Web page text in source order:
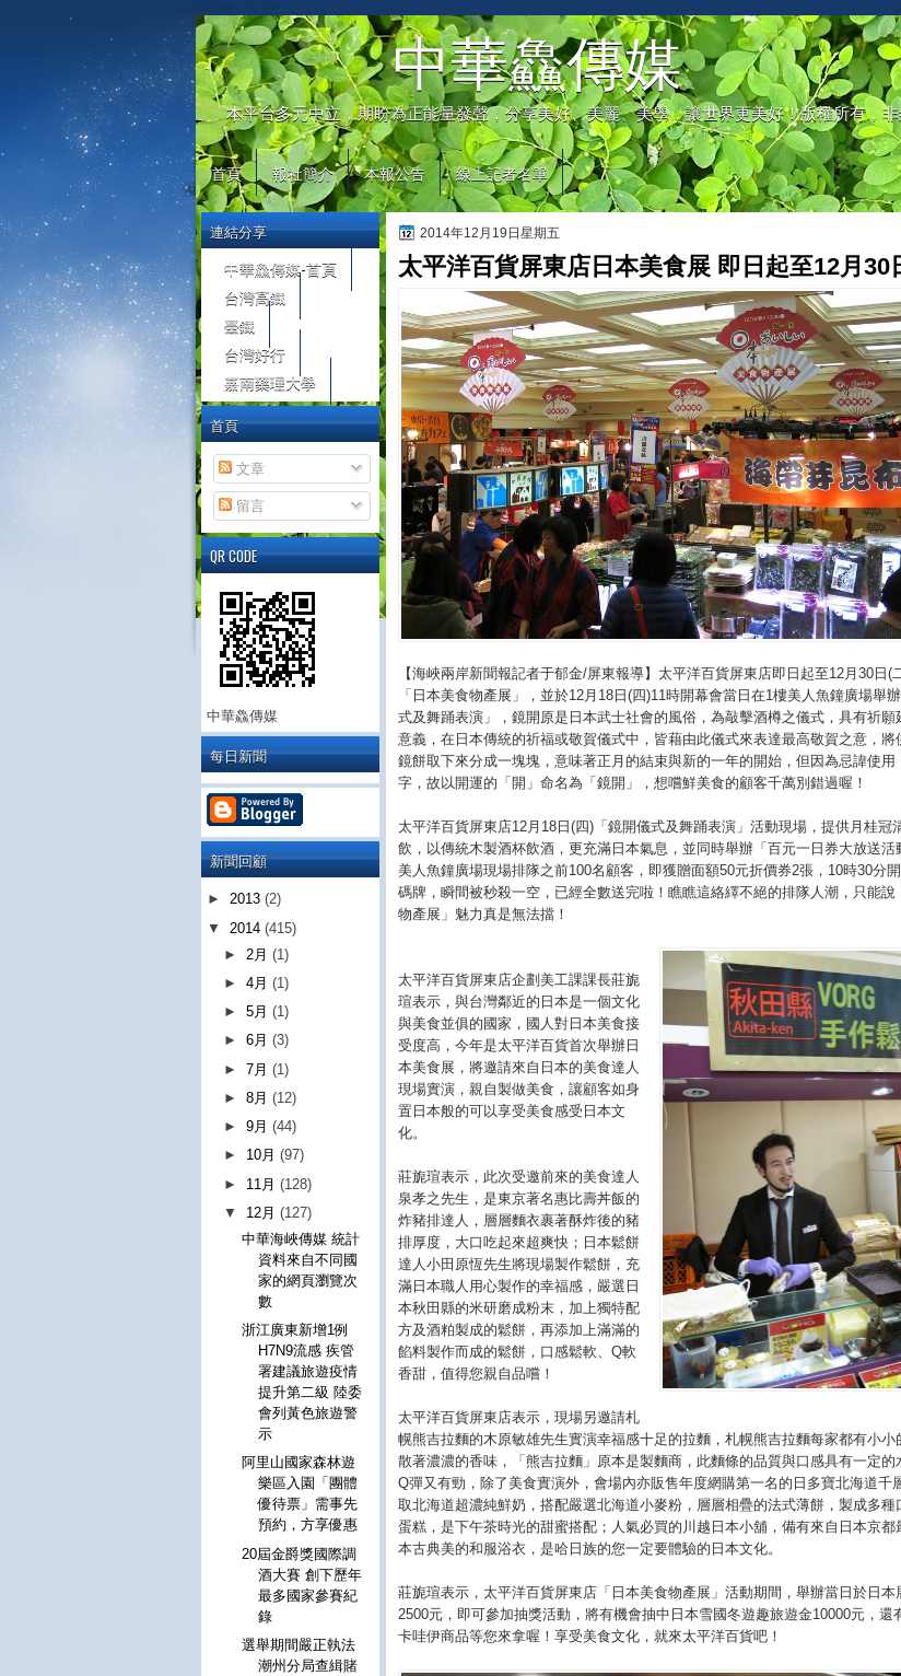
中華鱻傳媒
本平台多元中立，期盼為正能量發聲，分享美好、美麗、美學，讓世界更美好！版權所有，
首頁 報社簡介 本報公告 線上記者名單
2014年12月19日星期五
太平洋百貨屏東店日本美食展 即日起至12月30
【海峽兩岸新聞報記者于郁金/屏東報導】太平洋百貨屏東店即日起至12月30日(
「日本美食物產展」，並於12月18日(四)11時開幕會當日在1樓美人魚鐘廣場舉
式及舞踊表演」，鏡開原是日本武士社會的風俗，為敲擊酒樽之儀式，具有祈願
意義，在日本傳統的祈福或敬賀儀式中，皆藉由此儀式來表達最高敬賀之意，將
鏡餅取下來分成一塊塊，意味著正月的結束與新的一年的開始，但因為忌諱使用
字，故以開運的「開」命名為「鏡開」，想嚐鮮美食的顧客千萬別錯過喔！
太平洋百貨屏東店12月18日(四)「鏡開儀式及舞踊表演」活動現場，提供月桂冠
飲，以傳統木製酒杯飲酒，更充滿日本氣息，並同時舉辦「百元一日券大放送活
美人魚鐘廣場現場排隊之前100名顧客，即獲贈面額50元折價券2張，10時30分
碼牌，瞬間被秒殺一空，已經全數送完啦！瞧瞧這絡繹不絕的排隊人潮，只能說
物產展」魅力真是無法擋！
太平洋百貨屏東店企劃美工課課長莊旎
瑄表示，與台灣鄰近的日本是一個文化
與美食並俱的國家，國人對日本美食接
受度高，今年是太平洋百貨首次舉辦日
本美食展，將邀請來自日本的美食達人
現場實演，親自製做美食，讓顧客如身
置日本般的可以享受美食感受日本文
化。
莊旎瑄表示，此次受邀前來的美食達人
泉孝之先生，是東京著名惠比壽丼飯的
炸豬排達人，層層麵衣裹著酥炸後的豬
排厚度，大口吃起來超爽快；日本鬆餅
達人小田原恆先生將現場製作鬆餅，充
滿日本職人用心製作的幸福感，嚴選日
本秋田縣的米研磨成粉末，加上獨特配
方及酒粕製成的鬆餅，再添加上滿滿的
餡料製作而成的鬆餅，口感鬆軟、Q軟
香甜，值得您親自品嚐！
太平洋百貨屏東店表示，現場另邀請札
幌熊吉拉麵的木原敏雄先生實演幸福感十足的拉麵，札幌熊吉拉麵每家都有小小
散著濃濃的香味，「熊吉拉麵」原本是製麵商，此麵條的品質與口感具有一定的
Q彈又有勁，除了美食實演外，會場內亦販售年度網購第一名的日多寶北海道千
取北海道超濃純鮮奶，搭配嚴選北海道小麥粉，層層相疊的法式薄餅，製成多種
蛋糕，是下午茶時光的甜蜜搭配；人氣必買的川越日本小舖，備有來自日本京都
本古典美的和服浴衣，是哈日族的您一定要體驗的日本文化。
莊旎瑄表示，太平洋百貨屏東店「日本美食物產展」活動期間，舉辦當日於日本
2500元，即可參加抽獎活動，將有機會抽中日本雪國冬遊趣旅遊金10000元，還
卡哇伊商品等您來拿喔！享受美食文化，就來太平洋百貨吧！
連結分享
中華鱻傳媒-首頁
台灣高鐵
臺鐵
台灣好行
嘉南藥理大學
首頁
文章
留言
QR CODE
中華鱻傳媒
每日新聞
新聞回顧
► 2013 (2)
▼ 2014 (415)
► 2月(1)
►4月(1)
►5月(1)
►6月(3)
►7月(1)
►8月(12)
►9月(44)
► 10月(97)
► 11月(128)
▼ 12月(127)
中華海峽傳媒 統計
資料來自不同國
家的網頁瀏覽次
數
浙江廣東新增1例
H7N9流感 疾管
署建議旅遊疫情
提升第二級 陸委
會列黃色旅遊警
示
阿里山國家森林遊
樂區入園「團體
優待票」需事先
預約，方享優惠
20屆金爵獎國際調
酒大賽 創下歷年
最多國家參賽紀
錄
選舉期間嚴正執法
潮州分局查緝賭